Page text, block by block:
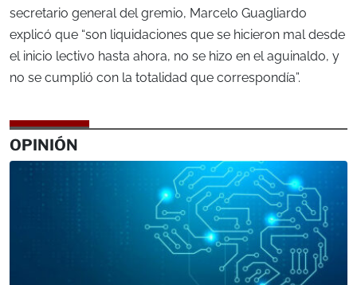
secretario general del gremio, Marcelo Guagliardo
explicó que “son liquidaciones que se hicieron mal desde
el inicio lectivo hasta ahora, no se hizo en el aguinaldo, y
no se cumplió con la totalidad que correspondía”.
OPINIÓN